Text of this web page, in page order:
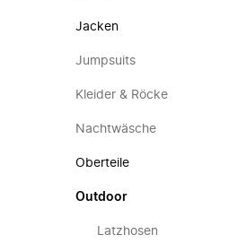
Jacken
Jumpsuits
Kleider & Röcke
Nachtwäsche
Oberteile
Outdoor
Latzhosen